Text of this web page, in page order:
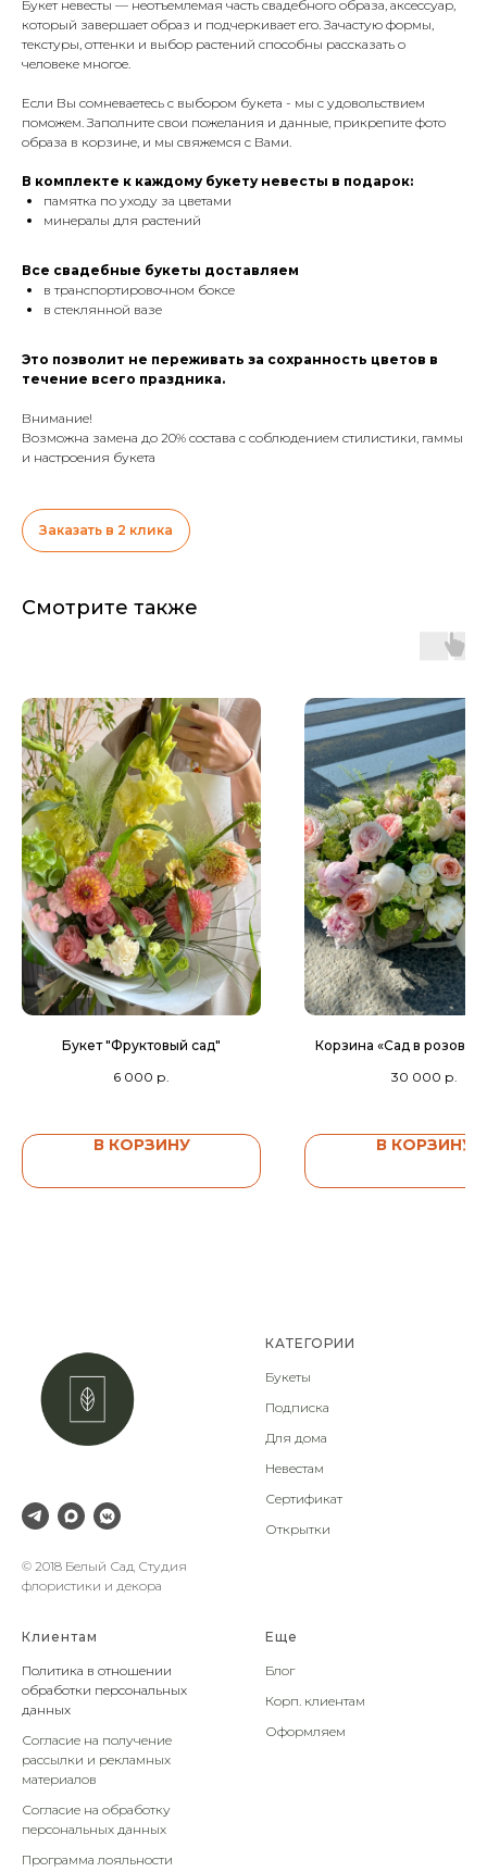
Букет невесты — неотъемлемая часть свадебного образа, аксессуар,
который завершает образ и подчеркивает его. Зачастую формы,
текстуры, оттенки и выбор растений способны рассказать о
человеке многое.
Если Вы сомневаетесь с выбором букета - мы с удовольствием
поможем. Заполните свои пожелания и данные, прикрепите фото
образа в корзине, и мы свяжемся с Вами.
В комплекте к каждому букету невесты в подарок:
памятка по уходу за цветами
минералы для растений
Все свадебные букеты доставляем
в транспортировочном боксе
в стеклянной вазе
Это позволит не переживать за сохранность цветов в
течение всего праздника.
Внимание!
Возможна замена до 20% состава с соблюдением стилистики, гаммы
и настроения букета
Заказать в 2 клика
Смотрите также
Букет "Фруктовый сад"
6 000 р.
В КОРЗИНУ
Корзина «Сад в розовом
30 000 р.
В КОРЗИНУ
© 2018 Белый Сад Студия
флористики и декора
КАТЕГОРИИ
Букеты
Подписка
Для дома
Невестам
Сертификат
Открытки
Клиентам
Политика в отношении
обработки персональных
данных
Согласие на получение
рассылки и рекламных
материалов
Согласие на обработку
персональных данных
Программа лояльности
Еще
Блог
Корп. клиентам
Оформляем